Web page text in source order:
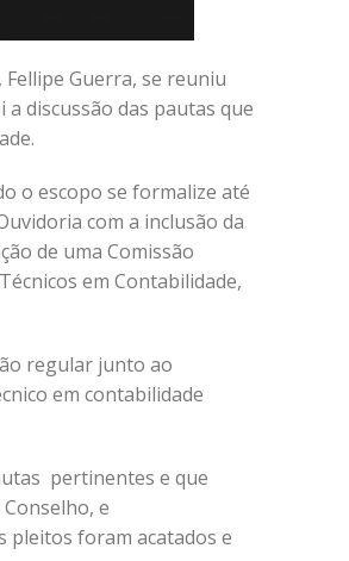
Guerra, se reuniu
a discussão das pautas que
o escopo se formalize até
com a inclusão da
de uma Comissão
em Contabilidade,
regular junto ao
em contabilidade
pertinentes e que
e
pleitos foram acatados e